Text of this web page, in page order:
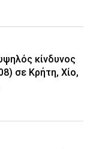
κίνδυνος
σε Κρήτη, Χίο,